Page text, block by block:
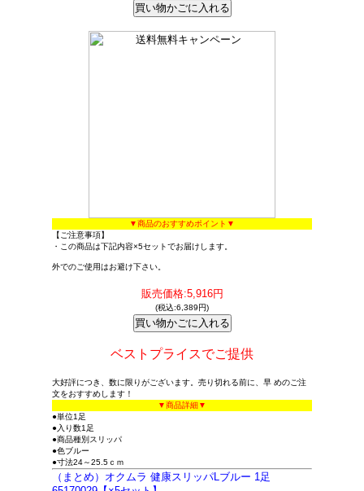
▼商品のおすすめポイント▼
【ご注意事項】
・この商品は下記内容×5セットでお届けします。
外でのご使用はお避け下さい。
販売価格:5,916円
(税込:6,389円)
ベストプライスでご提供
大好評につき、数に限りがございます。売り切れる前に、早 めのご注
文をおすすめします！
▼商品詳細▼
●単位1足
●入り数1足
●商品種別スリッパ
●色ブルー
●寸法24～25.5ｃｍ
（まとめ）オクムラ 健康スリッパLブルー 1足